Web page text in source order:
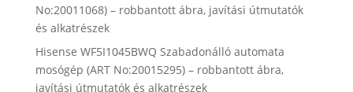
No:20011068) – robbantott ábra, javítási útmutatók
és alkatrészek
Hisense WF5I1045BWQ Szabadonálló automata
mosógép (ART No:20015295) – robbantott ábra,
javítási útmutatók és alkatrészek